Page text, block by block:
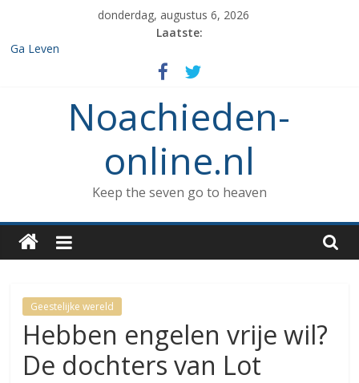
inhoud
donderdag, augustus 6, 2026
Laatste:
Ga Leven
De de 7 geboden die aan Noach werd gegeven en het verbod op
enige vorm van rituele Sabbat rust.
Het verzamelen van dieren in de ark
Wat kunnen Noachieden lezen tijdens Tishe B’Av?
Noachieden-
online.nl
Keep the seven go to heaven
Geestelijke wereld
Hebben engelen vrije wil?
De dochters van Lot